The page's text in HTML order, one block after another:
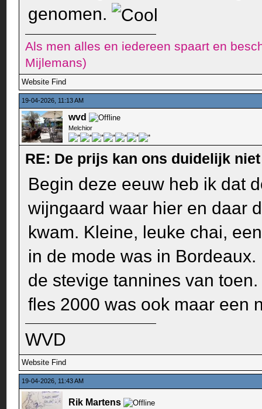
genomen.
Als men alles en iedereen spaart en
Mijlemans)
Website Find
19-04-2026, 11:13 AM
wvd
Melchior
RE: De prijs kan ons duidelijk
Begin deze eeuw heb ik dat
wijngaard waar hier en daar
kwam. Kleine, leuke chai,
in de mode was in
de stevige tannines van
fles 2000 was ook maar een
WVD
Website Find
19-04-2026, 11:43 AM
Rik Martens